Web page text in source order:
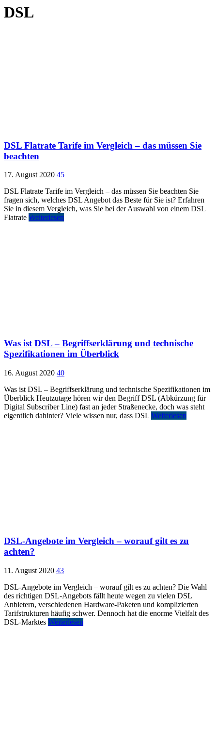
DSL
DSL Flatrate Tarife im Vergleich – das müssen Sie
beachten
17. August 2020 45
DSL Flatrate Tarife im Vergleich – das müssen Sie beachten Sie
fragen sich, welches DSL Angebot das Beste für Sie ist? Erfahren
Sie in diesem Vergleich, was Sie bei der Auswahl von einem DSL
Flatrate Weiterlesen
Was ist DSL – Begriffserklärung und technische
Spezifikationen im Überblick
16. August 2020 40
Was ist DSL – Begriffserklärung und technische Spezifikationen im
Überblick Heutzutage hören wir den Begriff DSL (Abkürzung für
Digital Subscriber Line) fast an jeder Straßenecke, doch was steht
eigentlich dahinter? Viele wissen nur, dass DSL Weiterlesen
DSL-Angebote im Vergleich – worauf gilt es zu
achten?
11. August 2020 43
DSL-Angebote im Vergleich – worauf gilt es zu achten? Die Wahl
des richtigen DSL-Angebots fällt heute wegen zu vielen DSL
Anbietern, verschiedenen Hardware-Paketen und komplizierten
Tarifstrukturen häufig schwer. Dennoch hat die enorme Vielfalt des
DSL-Marktes Weiterlesen